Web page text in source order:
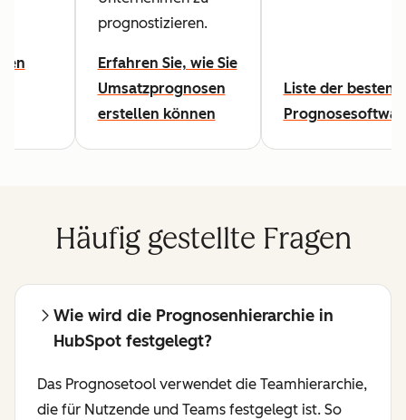
prognostizieren.
Erfahren Sie, wie Sie
Umsatzprognosen
erstellen können
Liste der besten
Häufig gestellte Fragen
Wie wird die Prognosenhierarchie in
HubSpot festgelegt?
Das Prognosetool verwendet die Teamhierarchie,
die für Nutzende und Teams festgelegt ist. So